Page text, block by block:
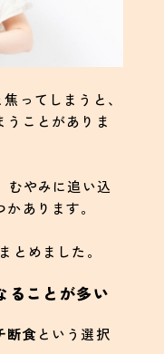
ってしまうと、
うことがありま
むやみに追い込
あります。
とめました。
ることが多い
断食という選択